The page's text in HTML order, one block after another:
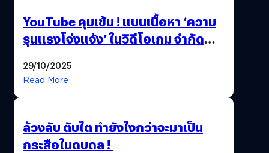
YouTube คุมเข้ม ! แบนเนื้อหา ‘ความ
รุนแรงโจ่งแจ้ง’ ในวิดีโอเกม จำกัด
29/10/2025
Read More
ล้วงลับ ตับไต ทำยังไงกว่าจะมาเป็น
กระสือในดบดล !